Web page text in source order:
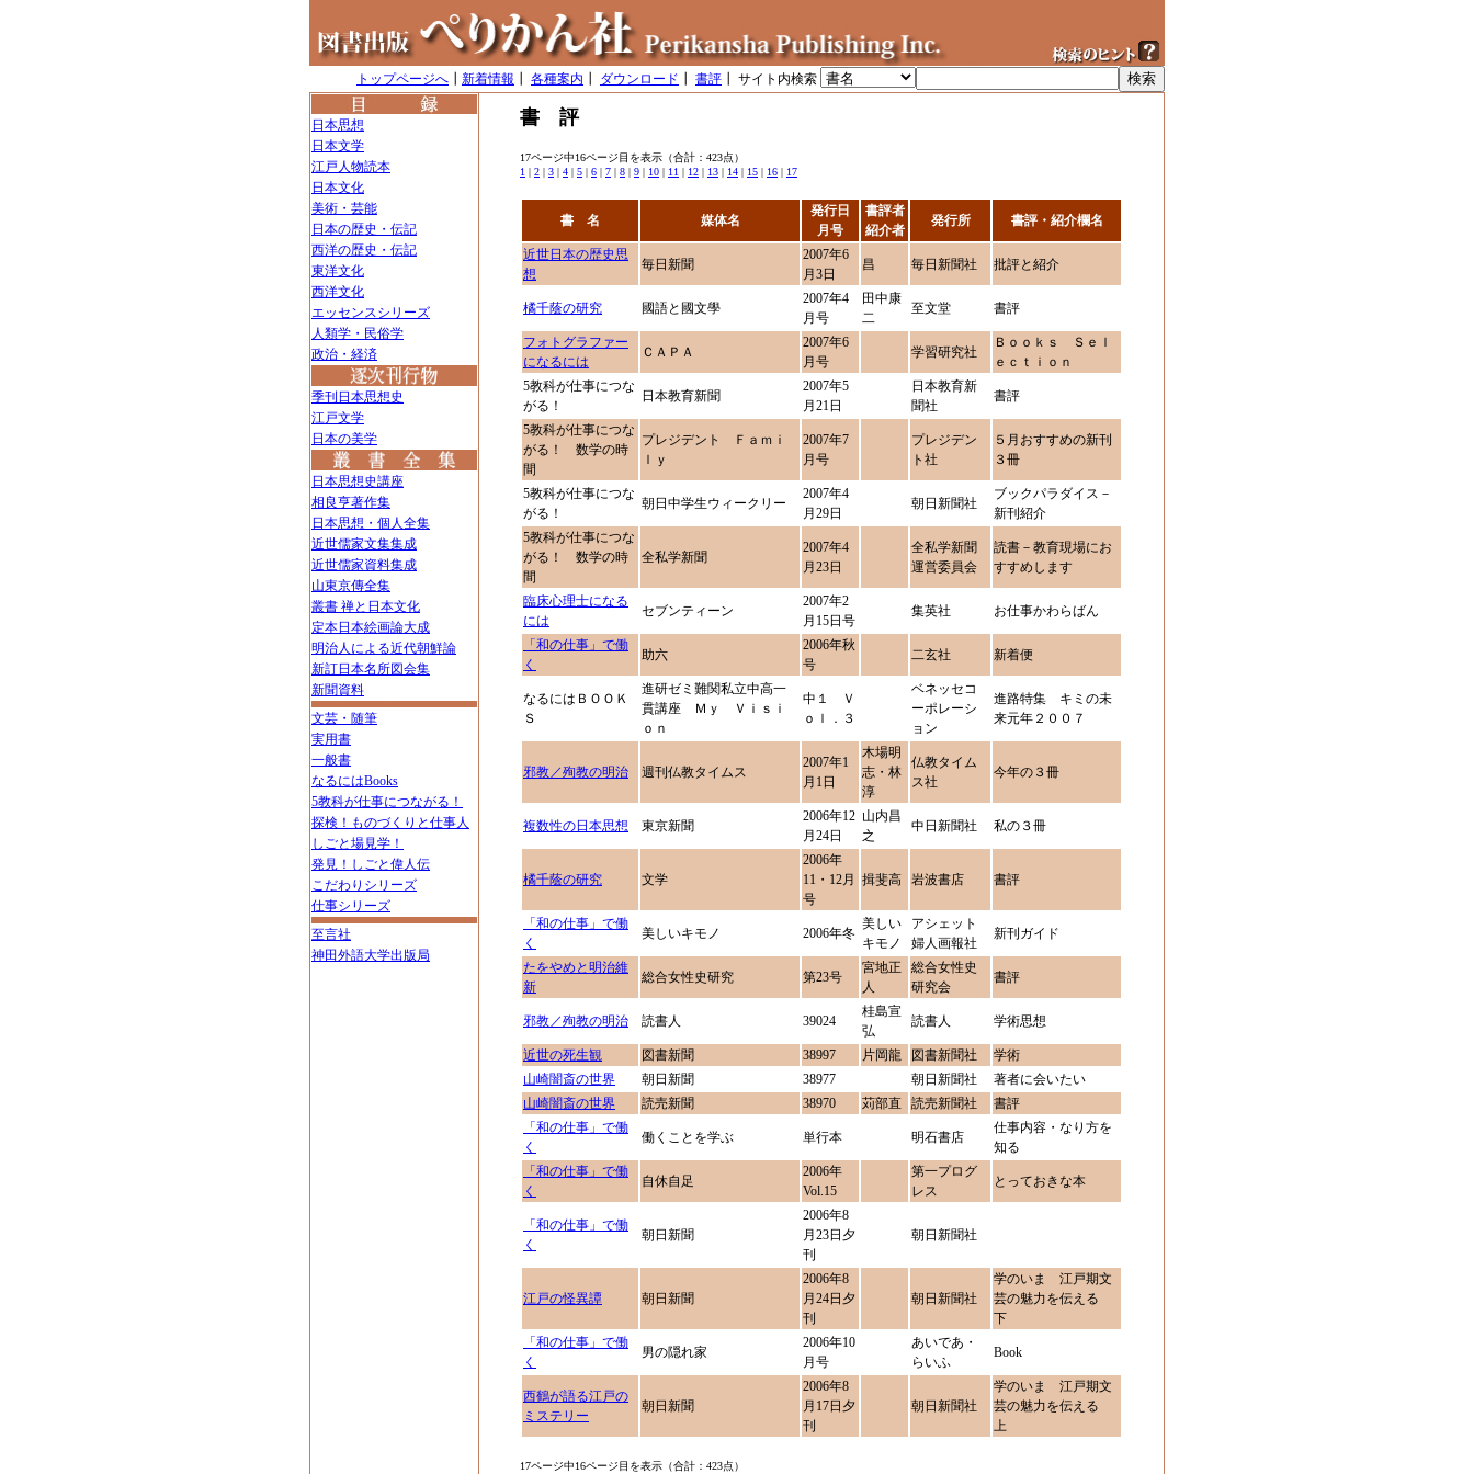
トップページへ 新着情報 各種案内 ダウンロード 書評 ┃ サイト内検索
日本思想
日本文学
江戸人物読本
日本文化
美術・芸能
日本の歴史・伝記
西洋の歴史・伝記
東洋文化
西洋文化
エッセンスシリーズ
人類学・民俗学
政治・経済
季刊日本思想史
江戸文学
日本の美学
日本思想史講座
相良亨著作集
日本思想・個人全集
近世儒家文集集成
近世儒家資料集成
山東京傳全集
叢書 禅と日本文化
定本日本絵画論大成
明治人による近代朝鮮論
新訂日本名所図会集
新聞資料
文芸・随筆
実用書
一般書
なるにはBooks
5教科が仕事につながる！
探検！ものづくりと仕事人
しごと場見学！
発見！しごと偉人伝
こだわりシリーズ
仕事シリーズ
至言社
神田外語大学出版局
書 評
17ページ中16ページ目を表示（合計：423点）
1 | 2 | 3 | 4 | 5 | 6 | 7 | 8 | 9 | 10 | 11 | 12 | 13 | 14 | 15 | 16 | 17
書 名 媒体名
発行日
月号
書評者
紹介者
発行所 書評・紹介欄名
近世日本の歴史思
想
毎日新聞
2007年6
月3日
昌 毎日新聞社 批評と紹介
橘千蔭の研究 國語と國文學
2007年4
月号
田中康
二
至文堂 書評
フォトグラファー
になるには
ＣＡＰＡ
2007年6
月号
学習研究社
Ｂｏｏｋｓ Ｓｅｌ
ｅｃｔｉｏｎ
5教科が仕事につな
がる！
日本教育新聞
2007年5
月21日
日本教育新
聞社
書評
5教科が仕事につな
がる！ 数学の時
間
プレジデント Ｆａｍｉ
ｌｙ
2007年7
月号
プレジデン
ト社
５月おすすめの新刊
３冊
5教科が仕事につな
がる！
朝日中学生ウィークリー
2007年4
月29日
朝日新聞社
ブックパラダイス－
新刊紹介
5教科が仕事につな
がる！ 数学の時
間
全私学新聞
2007年4
月23日
全私学新聞
運営委員会
読書－教育現場にお
すすめします
臨床心理士になる
には
セブンティーン
2007年2
月15日号
集英社 お仕事かわらばん
「和の仕事」で働
く
助六
2006年秋
号
二玄社 新着便
なるにはＢＯＯＫ
Ｓ
進研ゼミ難関私立中高一
貫講座 Ｍｙ Ｖｉｓｉ
ｏｎ
中１ Ｖ
ｏｌ．３
ベネッセコ
ーポレーシ
ョン
進路特集 キミの未
来元年２００７
邪教／殉教の明治 週刊仏教タイムス
2007年1
月1日
木場明
志・林
淳
仏教タイム
ス社
今年の３冊
複数性の日本思想 東京新聞
2006年12
月24日
山内昌
之
中日新聞社 私の３冊
橘千蔭の研究 文学
2006年
11・12月
号
揖斐高 岩波書店 書評
「和の仕事」で働
く
美しいキモノ 2006年冬
美しい
キモノ
アシェット
婦人画報社
新刊ガイド
たをやめと明治維
新
総合女性史研究 第23号
宮地正
人
総合女性史
研究会
書評
邪教／殉教の明治 読書人 39024
桂島宣
弘
読書人 学術思想
近世の死生観 図書新聞 38997 片岡龍 図書新聞社
学術
山崎闇斎の世界
朝日新聞 38977 朝日新聞社
著者に会いたい
山崎闇斎の世界
読売新聞 38970 苅部直 読売新聞社
書評
「和の仕事」で働
く
働くことを学ぶ 単行本 明石書店
仕事内容・なり方を
知る
「和の仕事」で働
く
自休自足
2006年
Vol.15
第一プログ
レス
とっておきな本
「和の仕事」で働
く
朝日新聞
2006年8
月23日夕
刊
朝日新聞社
江戸の怪異譚 朝日新聞
2006年8
月24日夕
刊
朝日新聞社
学のいま 江戸期文
芸の魅力を伝える
下
「和の仕事」で働
く
男の隠れ家
2006年10
月号
あいであ・
らいふ
Book
西鶴が語る江戸の
ミステリー
朝日新聞
2006年8
月17日夕
刊
朝日新聞社
学のいま 江戸期文
芸の魅力を伝える
上
17ページ中16ページ目を表示（合計：423点）